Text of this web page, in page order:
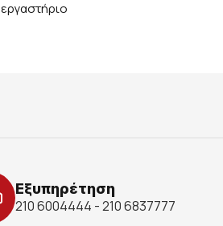
εργαστήριο
Εξυπηρέτηση
210 6004444 - 210 6837777